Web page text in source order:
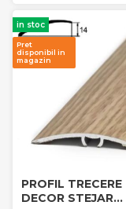
in stoc
Pret
disponibil in
magazin
PROFIL TRECERE
DECOR STEJAR